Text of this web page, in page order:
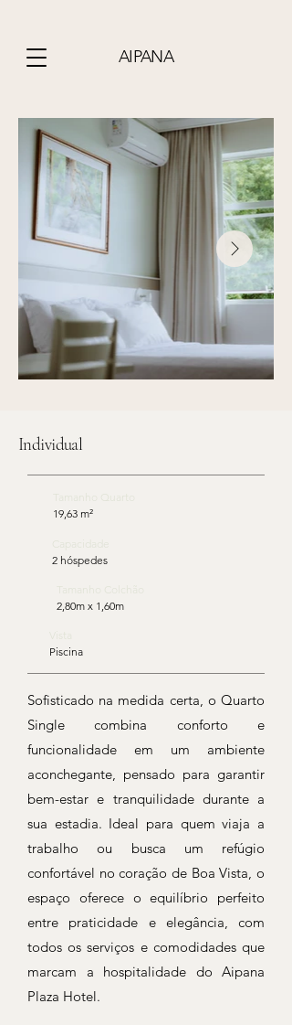
AIPANA
Individual
19,63 m²
2 hóspedes
2,80m x 1,60m
Piscina
Sofisticado na medida certa, o Quarto
Single combina conforto e
funcionalidade em um ambiente
aconchegante, pensado para garantir
bem-estar e tranquilidade durante a
sua estadia. Ideal para quem viaja a
trabalho ou busca um refúgio
confortável no coração de Boa Vista, o
espaço oferece o equilíbrio perfeito
entre praticidade e elegância, com
todos os serviços e comodidades que
marcam a hospitalidade do Aipana
Plaza Hotel.